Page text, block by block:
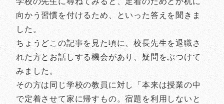
向かう習慣を付けるため、といった答えを聞きま
した。
ちょうどこの記事を見た頃に、校長先生を退職さ
れた方とお話しする機会があり、疑問をぶつけて
みました。
その方は同じ学校の教員に対し「本来は授業の中
で定着させて家に帰すもの。宿題を利用しないと